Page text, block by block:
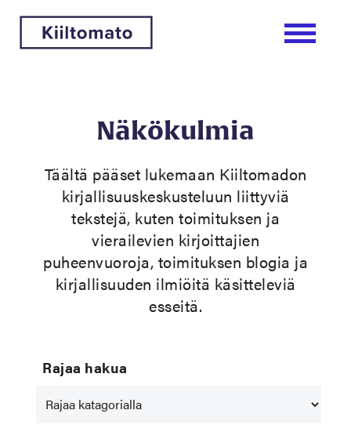
Näkökulmia
Täältä pääset lukemaan Kiiltomadon
kirjallisuuskeskusteluun liittyviä
tekstejä, kuten toimituksen ja
vierailevien kirjoittajien
puheenvuoroja, toimituksen blogia ja
kirjallisuuden ilmiöitä käsitteleviä
esseitä.
Rajaa hakua